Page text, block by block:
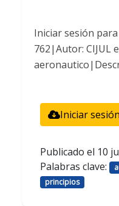
Iniciar sesión
762|Autor: CIJUL
Iniciar
Publicado el 10
Palabras clave:
principios